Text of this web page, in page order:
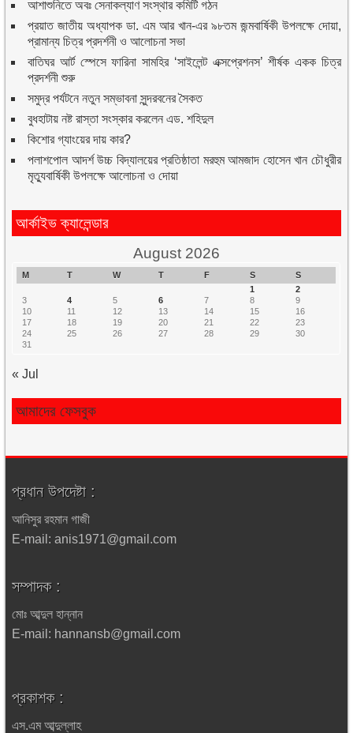
আশাশুনিতে অবঃ সেনাকল্যাণ সংস্থার কমিটি গঠন
প্রয়াত জাতীয় অধ্যাপক ডা. এম আর খান-এর ৯৮তম জন্মবার্ষিকী উপলক্ষে দোয়া,
প্রামান্য চিত্র প্রদর্শনী ও আলোচনা সভা
বাতিঘর আর্ট স্পেসে ফারিনা সামহির ‘সাইলেন্ট এক্সপ্রেশনস’ শীর্ষক একক চিত্র
প্রদর্শনী শুরু
সমুদ্র পর্যটনে নতুন সম্ভাবনা সুন্দরবনের সৈকত
বুধহাটায় নষ্ট রাস্তা সংস্কার করলেন এড. শহিদুল
কিশোর গ্যাংয়ের দায় কার?
পলাশপোল আদর্শ উচ্চ বিদ্যালয়ের প্রতিষ্ঠাতা মরহুম আমজাদ হোসেন খান চৌধুরীর
মৃত্যুবার্ষিকী উপলক্ষে আলোচনা ও দোয়া
আর্কাইভ ক্যালেন্ডার
August 2026
M T W T F S
S
1
2
3
4 5 6 7 8
9
10
11 12 13 14 15
16
17
18 19 20 21 22
23
24
25 26 27 28 29
30
31
« Jul
আমাদের ফেসবুক
প্রধান উপদেষ্টা :
আনিসুর রহমান গাজী
E-mail: anis1971@gmail.com
সম্পাদক :
মোঃ আব্দুল হান্নান
E-mail: hannansb@gmail.com
প্রকাশক :
এস.এম আব্দুল্লাহ